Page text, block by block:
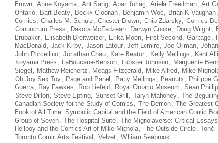
Brown, Anne Koyama, Ant Sang, Apart förlag, Ariela Freedman, Art
Ontario, Bart Beaty, Becky Cloonan, Benjamin Woo, Brian K Vaughan
Comics , Charles M. Schulz , Chester Brown, Chip Zdarsky, Comics
Conundrum Press , Dakota McFadzean, Darwyn Cooke, Doug Wright,
Brubaker, Elisabeth Breitweiser, Erika Moen, First Second , Garbage,
MacDonald , Jack Kirby, Jason Latour, Jeff Lemire, Joe Ollman,
John Porcellino, Jonathan Chau, Kate Beaton, Kelly Mellings , Kent
Koyama Press , LaBoucane-Benson, Lobster Johnson, Marguerite
Siegel , Mathew Reichertz , Meags Fitzgerald , Mike Allred , Mike
Oh Joy Sex Toy, Page and Panel , Patty Mellings , Peanuts , Philippe
Guerra, Ray Fawkes , Rob Liefeld , Royal Ontario Museum , Sean
Steve Dillon, Steve Epting, Sunset Grill , Taryn Mahoney, The
Canadian Society for the Study of Comics , The Demon, The Greatest
Book of All Time: Symbolic Capital and the Field of American Comic
Group of Seven, The Hospital Suite, The Mignolaverse: Critical
Hellboy and the Comics Art of Mike Mignola, The Outside Circle, Tonči
Toronto Comic Arts Festival , Velvet, William Seabrook